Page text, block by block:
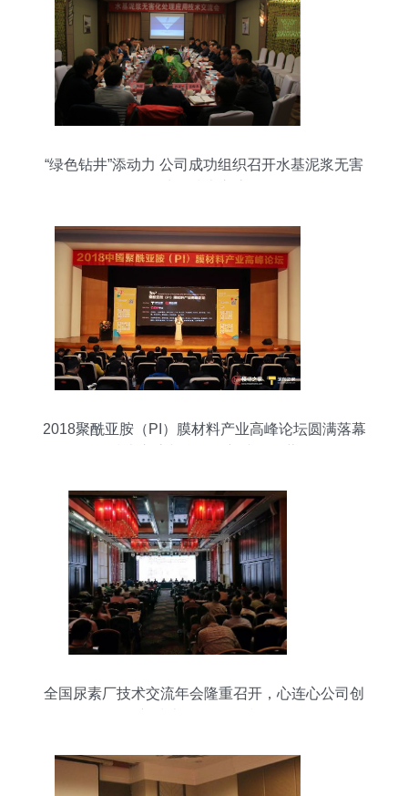
“绿色钻井”添动力 公司成功组织召开水基泥浆无害
2018聚酰亚胺（PI）膜材料产业高峰论坛圆满落幕
全国尿素厂技术交流年会隆重召开，心连心公司创